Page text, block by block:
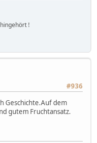
!
#936
Geschichte.Auf dem
gutem Fruchtansatz.